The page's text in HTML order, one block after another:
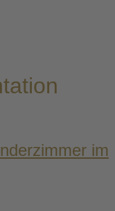
im